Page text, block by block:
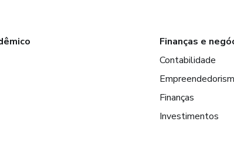
Finanças e
Contabilidade
Finanças
Investimentos